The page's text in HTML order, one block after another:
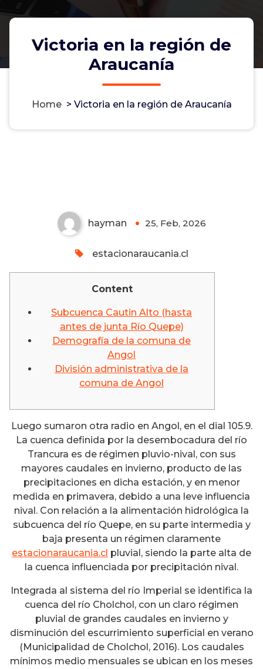
Victoria en la región de
Araucanía
Home> Victoria en la región de Araucanía
hayman 25, Feb, 2026
estacionaraucania.cl
Content
Subcuenca Cautin Alto (hasta
antes de junta Río Quepe)
Demografía de la comuna de
Angol
División administrativa de la
comuna de Angol
Luego sumaron otra radio en Angol, en el dial 105.9.
La cuenca definida por la desembocadura del río
Trancura es de régimen pluvio-nival, con sus
mayores caudales en invierno, producto de las
precipitaciones en dicha estación, y en menor
medida en primavera, debido a una leve influencia
nival. Con relación a la alimentación hidrológica la
subcuenca del río Quepe, en su parte intermedia y
baja presenta un régimen claramente
estacionaraucania.cl pluvial, siendo la parte alta de
la cuenca influenciada por precipitación nival.
Integrada al sistema del río Imperial se identifica la
cuenca del río Cholchol, con un claro régimen
pluvial de grandes caudales en invierno y
disminución del escurrimiento superficial en verano
(Municipalidad de Cholchol, 2016). Los caudales
mínimos medio mensuales se ubican en los meses